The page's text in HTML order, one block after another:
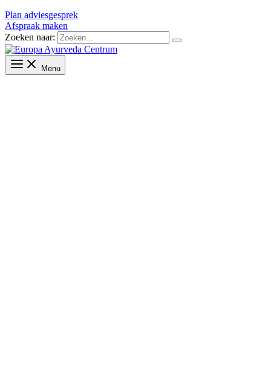
Plan adviesgesprek
Afspraak maken
Zoeken naar:
Menu